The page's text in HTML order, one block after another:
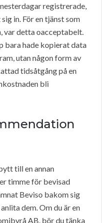
registrerade,
in. För en tjänst som
var detta oacceptabelt.
bara hade kopierat data
utan någon form av
tidsåtgång på en
bli
till en annan
timme för bevisad
Beviso bakom sig
dem. Om du är en
AB, bör du tänka